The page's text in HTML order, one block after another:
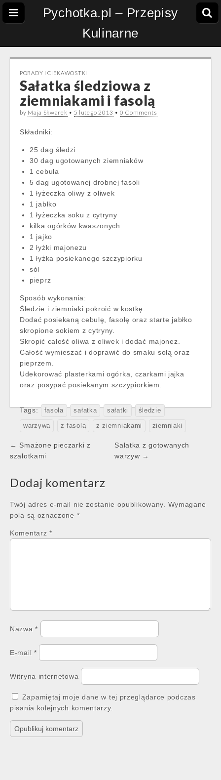
Pychotka.pl – Przepisy
Kulinarne
PORADY I CIEKAWOSTKI
Sałatka śledziowa z
ziemniakami i fasolą
by Maja Skwarek • 5 lutego 2013 • 0 Comments
Składniki:
25 dag śledzi
30 dag ugotowanych ziemniaków
1 cebula
5 dag ugotowanej drobnej fasoli
1 łyżeczka oliwy z oliwek
1 jabłko
1 łyżeczka soku z cytryny
kilka ogórków kwaszonych
1 jajko
2 łyżki majonezu
1 łyżka posiekanego szczypiorku
sól
pieprz
Sposób wykonania:
Śledzie i ziemniaki pokroić w kostkę.
Dodać posiekaną cebulę, fasolę oraz starte jabłko
skropione sokiem z cytryny.
Skropić całość oliwa z oliwek i dodać majonez.
Całość wymieszać i doprawić do smaku solą oraz
pieprzem.
Udekorować plasterkami ogórka, czarkami jajka
oraz posypać posiekanym szczypiorkiem.
Tags: fasola sałatka sałatki śledzie
warzywa z fasolą z ziemniakami ziemniaki
Post
navigation
← Smażone pieczarki z
szalotkami
Sałatka z gotowanych
warzyw →
Dodaj komentarz
Twój adres e-mail nie zostanie opublikowany.
Wymagane
pola są oznaczone *
Komentarz *
Nazwa*
E-mail *
Witryna internetowa
Zapamiętaj moje dane w tej przeglądarce podczas
pisania kolejnych komentarzy.